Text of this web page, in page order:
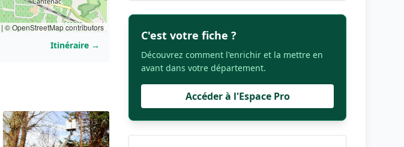
| © OpenStreetMap contributors
Itinéraire →
C'est votre fiche ?
Découvrez comment l'enrichir et la mettre en
avant dans votre département.
Accéder à l'Espace Pro